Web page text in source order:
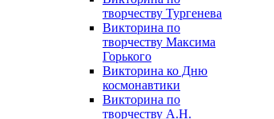
творчеству Тургенева
Викторина по
творчеству Максима
Горького
Викторина ко Дню
космонавтики
Викторина по
творчеству А.Н.